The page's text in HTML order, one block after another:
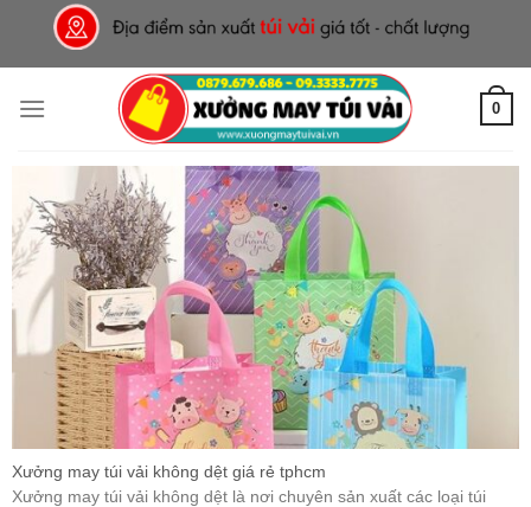
content
0
Xưởng may túi vải không dệt giá rẻ tphcm
Xưởng may túi vải không dệt là nơi chuyên sản xuất các loại túi